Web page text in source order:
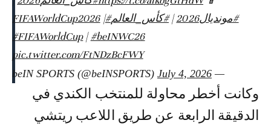
#مونديال2026
|#كأس_العالم#FIFAWorldCup2026
|
#FIFAWorldCup|#beINWC26
pic.twitter.com/FtNDzBcFWY
— beIN SPORTS (@beINSPORTS)
July 4, 2026
وكانت أخطر محاولة للمنتخب الكندي في
الدقيقة الرابعة عن طريق اللاعب ريتشي